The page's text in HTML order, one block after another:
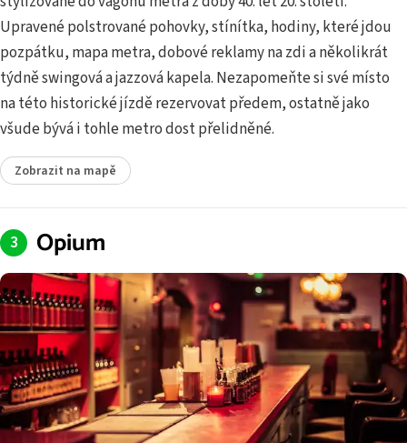
Upravené polstrované pohovky, stínítka, hodiny, které jdou
pozpátku, mapa metra, dobové reklamy na zdi a několikrát
týdně swingová a jazzová kapela. Nezapomeňte si své místo
na této historické jízdě rezervovat předem, ostatně jako
všude bývá i tohle metro dost přelidněné.
Zobrazit na mapě
Opium